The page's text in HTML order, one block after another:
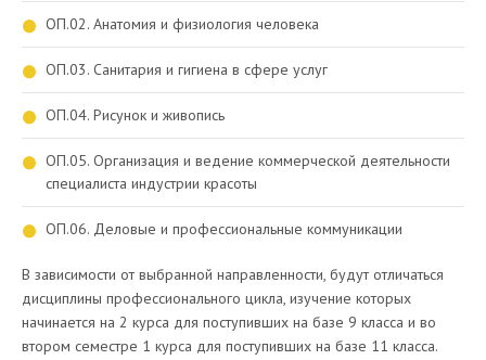
ОП.02. Анатомия и физиология человека
ОП.03. Санитария и гигиена в сфере услуг
ОП.04. Рисунок и живопись
ОП.05. Организация и ведение коммерческой деятельности
специалиста индустрии красоты
ОП.06. Деловые и профессиональные коммуникации
В зависимости от выбранной направленности, будут отличаться
дисциплины профессионального цикла, изучение которых
начинается на 2 курса для поступивших на базе 9 класса и во
втором семестре 1 курса для поступивших на базе 11 класса.